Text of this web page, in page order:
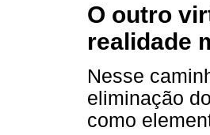
O outro
realidade
Nesse
eliminação
como